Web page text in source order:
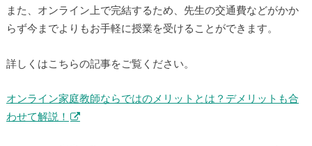
また、オンライン上で完結するため、先生の交通費などがかか
らず今までよりもお手軽に授業を受けることができます。
詳しくはこちらの記事をご覧ください。
オンライン家庭教師ならではのメリットとは？デメリットも合
わせて解説！